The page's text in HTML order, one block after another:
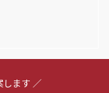
します ／